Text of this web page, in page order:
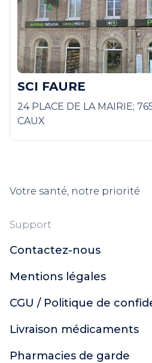
SCI FAURE
24 PLACE DE LA MAIRIE;
CAUX
Votre santé, notre priorité
Support
Contactez-nous
Mentions légales
CGU / Politique de
Livraison médicaments
Pharmacies de garde